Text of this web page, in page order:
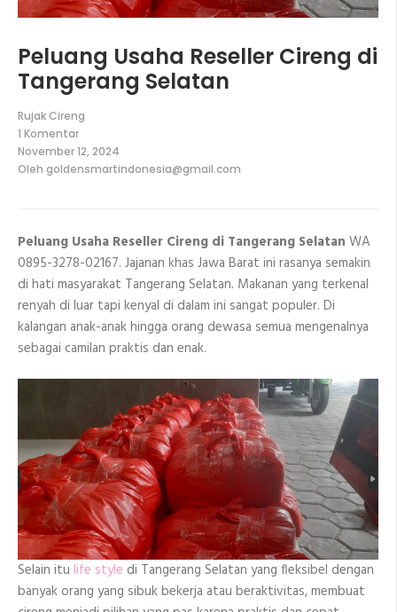
Peluang Usaha Reseller Cireng di
Tangerang Selatan
Rujak Cireng
1 Komentar
pada
Peluang
Usaha
Selatan
November 12, 2024
Oleh goldensmartindonesia@gmail.com
Peluang Usaha Reseller Cireng di Tangerang Selatan WA
0895-3278-02167. Jajanan khas Jawa Barat ini rasanya semakin
di hati masyarakat Tangerang Selatan. Makanan yang terkenal
renyah di luar tapi kenyal di dalam ini sangat populer. Di
kalangan anak-anak hingga orang dewasa semua mengenalnya
sebagai camilan praktis dan enak.
Selain itu life style di Tangerang Selatan yang fleksibel dengan
banyak orang yang sibuk bekerja atau beraktivitas, membuat